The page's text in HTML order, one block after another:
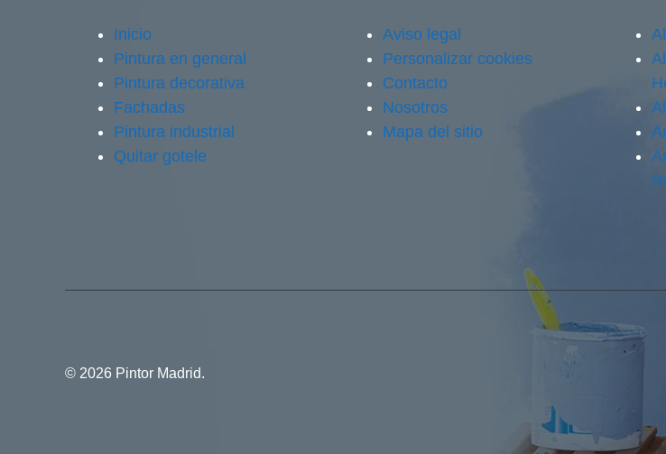
Inicio
Pintura en general
Pintura decorativa
Fachadas
Pintura industrial
Quitar gotele
Aviso legal
Personalizar cookies
Contacto
Nosotros
Mapa del sitio
© 2026 Pintor Madrid.